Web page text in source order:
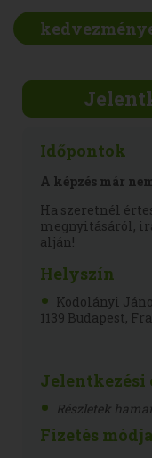
Időpontok
A képzés már
Ha szeretnél
megnyitásáról,
alján!
Helyszín
Kodolányi
1139 Budapest,
Jelentkezési
Részletek
Fizetés módja